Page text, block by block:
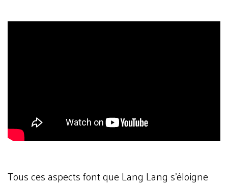
Tous ces aspects font que Lang Lang s'éloigne